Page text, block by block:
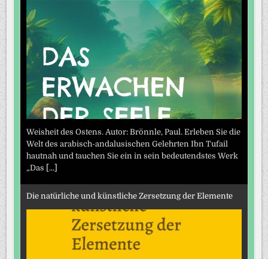
Weisheit des Ostens. Autor: Brönnle, Paul. Erleben Sie die
Welt des arabisch-andalusischen Gelehrten Ibn Tufail
hautnah und tauchen Sie ein in sein bedeutendstes Werk
„Das [...]
Die natürliche und künstliche Zersetzung der Elemente